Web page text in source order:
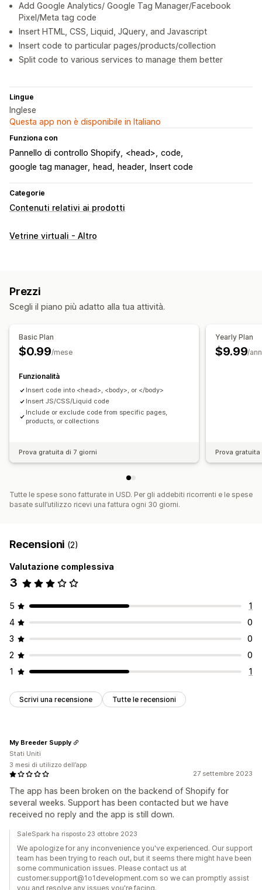
Add Google Analytics/ Google Tag Manager/Facebook
Pixel/Meta tag code
Insert HTML, CSS, Liquid, JQuery, and Javascript
Insert code to particular pages/products/collection
Split code to various services to manage them better
Lingue
Inglese
Questa app non è disponibile in Italiano
Funziona con
Pannello di controllo Shopify <head> code
google tag manager
head header Insert code
Categorie
Contenuti relativi ai prodotti
Vetrine virtuali - Altro
Prezzi
Scegli il piano più adatto alla tua attività.
Basic Plan
$0.99/mese
Funzionalità
Insert code into <head>, <body>, or </body>
Insert JS/CSS/Liquid code
Include or exclude code from specific pages,
products, or collections
Prova gratuita di 7 giorni
Yearly Plan
$9.99/
Prova
Tutte le spese sono fatturate in USD. Per gli addebiti ricorrenti e le spese
basate sull’utilizzo ricevi una fattura ogni 30 giorni.
Recensioni (2)
Valutazione complessiva
3
5
1
4
0
3
0
2
0
1
1
Scrivi una recensione Tutte le recensioni
27 settembre 2023
The app has been broken on the backend of Shopify for
several weeks. Support has been contacted but we have
received no reply and the app is still down.
My Breeder Supply
Stati Uniti
3 mesi di utilizzo dell’app
SaleSpark ha risposto 23 ottobre 2023
We apologize for any inconvenience you've experienced. Our support
team has been trying to reach out, but it seems there might have been
some communication issues. Please contact us at
customer.support@1o1development.com so we can promptly assist
you and resolve any issues you're facing.